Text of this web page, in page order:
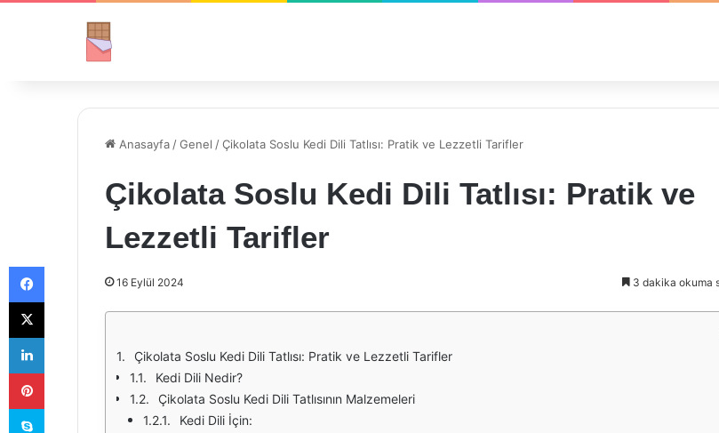
Anasayfa /Genel /Çikolata Soslu Kedi Dili Tatlısı: Pratik ve Lezzetli Tarifler
Çikolata Soslu Kedi Dili Tatlısı: Pratik ve
Lezzetli Tarifler
16 Eylül 2024 3 dakika okuma
Çikolata Soslu Kedi Dili Tatlısı: Pratik ve Lezzetli Tarifler
Kedi Dili Nedir?
Çikolata Soslu Kedi Dili Tatlısının Malzemeleri
Kedi Dili İçin:
Facebook
X
LinkedIn
Pinterest
Skype